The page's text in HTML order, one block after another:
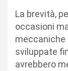
La brevità,
occasioni
meccaniche
sviluppate
avrebbero